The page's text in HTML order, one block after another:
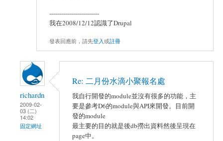
-------------------------
我在2008/12/12認識了Drupal
發表回應前，請先登入或註冊
richardn
2009-02-
03 (二)
14:02
固定網址
Re: 二月份水滴小聚報名處
我自行開發的module並沒有很多的功能，主
要是參考D6的module與API來開發。目前開
發的module
最主要的目的就是後db撈出資料然後呈現在
page中。